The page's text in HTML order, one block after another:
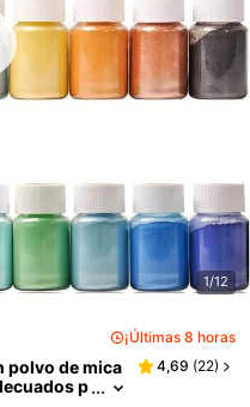
1/12
¡Últimas 8 horas
polvo de mica
p
4,69 (22)